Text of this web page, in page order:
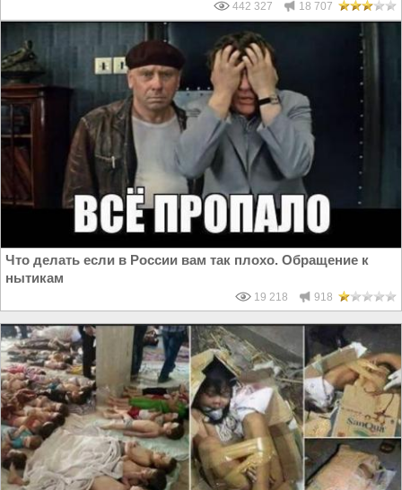
442 327 18 707
Что делать если в России вам так плохо. Обращение к
нытикам
19 218 918